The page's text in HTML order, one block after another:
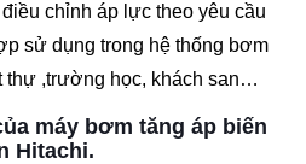
chỉnh áp lực theo yêu cầu
sử dụng trong hệ thống bơm
thự ,trường học, khách san…
máy bơm tăng áp biến
Hitachi.